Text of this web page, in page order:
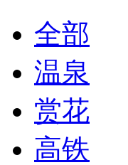
全部
温泉
赏花
高铁